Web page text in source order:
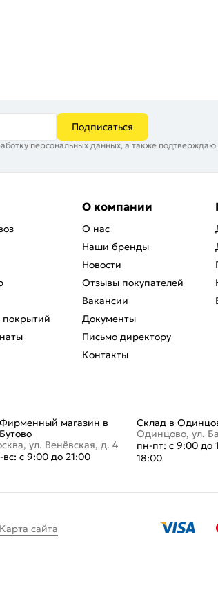
Подписаться
персональных данных, а также подтверждаю
покрытий
О компании
О нас
Наши бренды
Новости
Отзывы покупателей
Вакансии
Документы
Письмо директору
Контакты
Фирменный магазин в
ул. Венёвская, д. 4
вс: с 9:00 до 21:00
Склад в
Одинцово, ул.
пн-пт: с 9:00 до
18:00
Карта сайта